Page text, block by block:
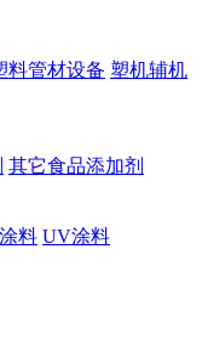
料管材设备 塑机辅机
其它食品添加剂
料 UV涂料